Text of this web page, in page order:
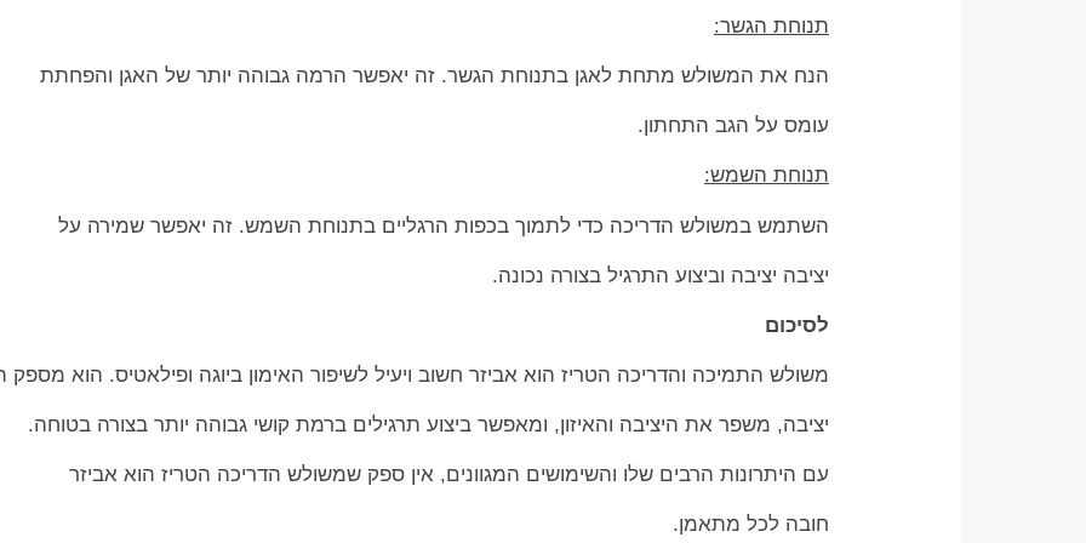
תנוחת הגשר:
הנח את המשולש מתחת לאגן בתנוחת הגשר. זה יאפשר הרמה גבוהה יותר של האגן והפחתת
עומס על הגב התחתון.
תנוחת השמש:
השתמש במשולש הדריכה כדי לתמוך בכפות הרגליים בתנוחת השמש. זה יאפשר שמירה על
יציבה יציבה וביצוע התרגיל בצורה נכונה.
לסיכום
משולש התמיכה והדריכה הטריז הוא אביזר חשוב ויעיל לשיפור האימון ביוגה ופילאטיס. הוא מספק
יציבה, משפר את היציבה והאיזון, ומאפשר ביצוע תרגילים ברמת קושי גבוהה יותר בצורה בטוחה.
עם היתרונות הרבים שלו והשימושים המגוונים, אין ספק שמשולש הדריכה הטריז הוא אביזר
חובה לכל מתאמן.